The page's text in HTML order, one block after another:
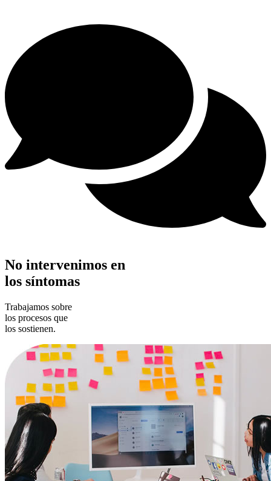
No intervenimos en
los síntomas
Trabajamos sobre
los procesos que
los sostienen.